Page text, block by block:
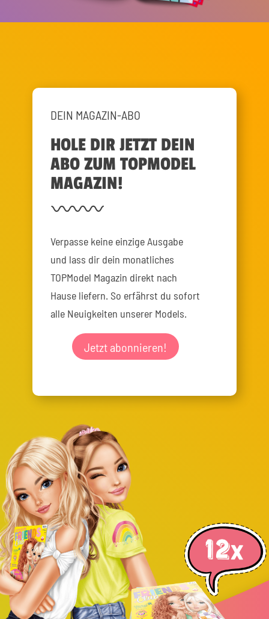
DEIN MAGAZIN-ABO
HOLE DIR JETZT DEIN
ABO ZUM TOPMODEL
MAGAZIN!
Verpasse keine einzige Ausgabe
und lass dir dein monatliches
TOPModel Magazin direkt nach
Hause liefern. So erfährst du sofort
alle Neuigkeiten unserer Models.
Jetzt abonnieren!